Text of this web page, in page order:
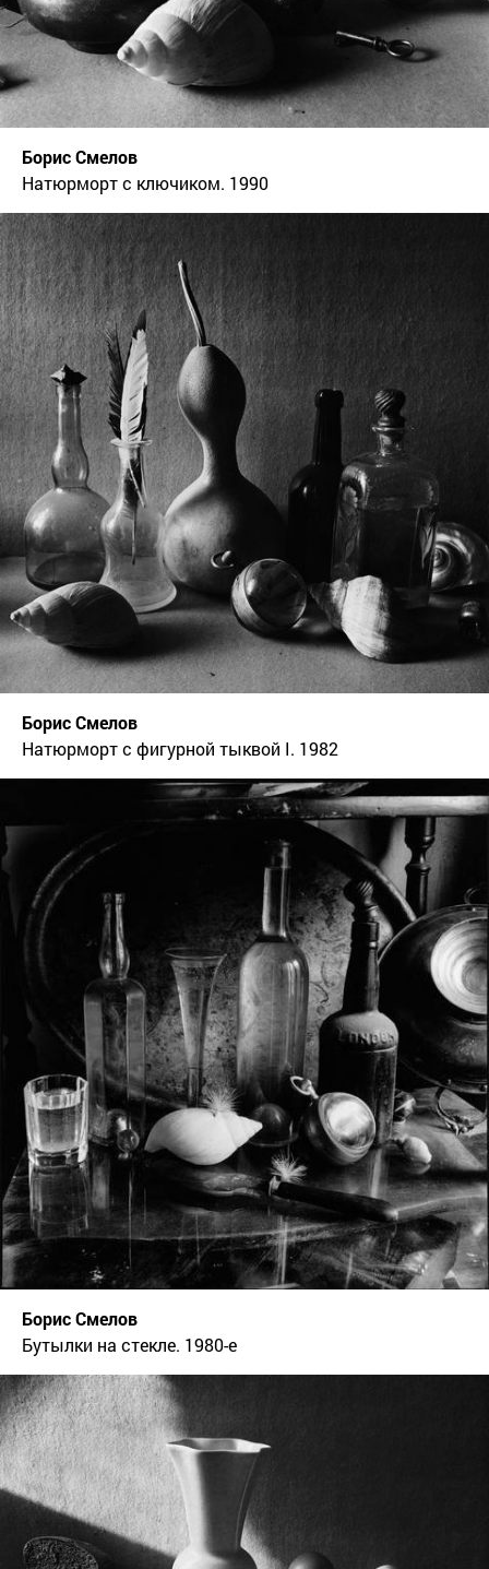
Борис Смелов
Натюрморт с ключиком. 1990
Борис Смелов
Натюрморт с фигурной тыквой I. 1982
Борис Смелов
Бутылки на стекле. 1980-е